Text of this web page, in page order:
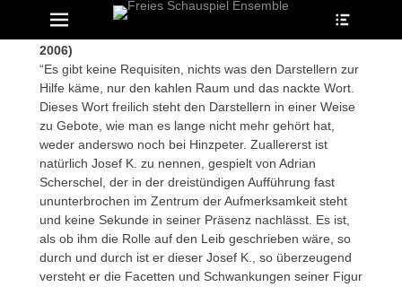
Erstes Menü
Inhalt:
Jutta Baier, Frankfurter Rundschau (27. Februar
2006)
“Es gibt keine Requisiten, nichts was den Darstellern zur
Hilfe käme, nur den kahlen Raum und das nackte Wort.
Dieses Wort freilich steht den Darstellern in einer Weise
zu Gebote, wie man es lange nicht mehr gehört hat,
weder anderswo noch bei Hinzpeter. Zuallererst ist
natürlich Josef K. zu nennen, gespielt von Adrian
Scherschel, der in der dreistündigen Aufführung fast
ununterbrochen im Zentrum der Aufmerksamkeit steht
und keine Sekunde in seiner Präsenz nachlässt. Es ist,
als ob ihm die Rolle auf den Leib geschrieben wäre, so
durch und durch ist er dieser Josef K., so überzeugend
versteht er die Facetten und Schwankungen seiner Figur